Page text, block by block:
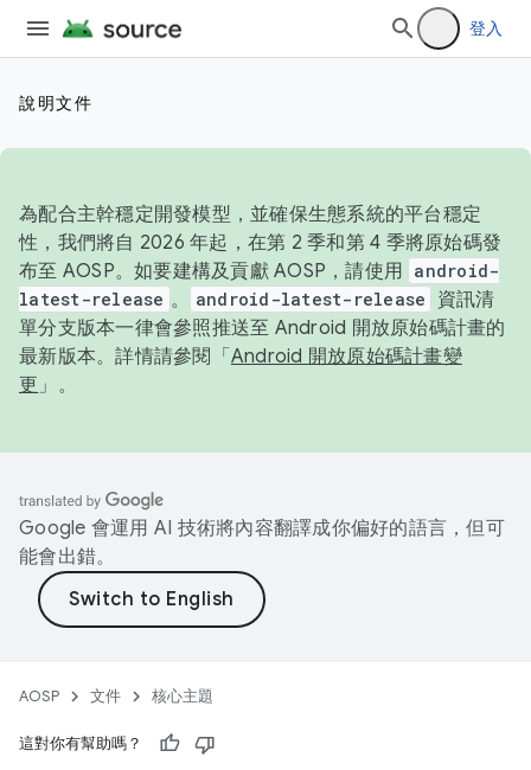
登入
說明文件
為配合主幹穩定開發模型，並確保生態系統的平台穩定
性，我們將自 2026 年起，在第 2 季和第 4 季將原始碼發
布至 AOSP。如要建構及貢獻 AOSP，請使用 android-
latest-release 。 android-latest-release
資訊清
單分支版本一律會參照推送至 Android 開放原始碼計畫的
最新版本。詳情請參閱「 Android 開放原始碼計畫變
更 」。
Google 會運用 AI 技術將內容翻譯成你偏好的語言，但可
能會出錯。
AOSP 文件 核心主題
這對你有幫助嗎？